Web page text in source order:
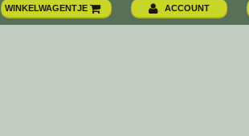
WINKELWAGENTJE ACCOUNT